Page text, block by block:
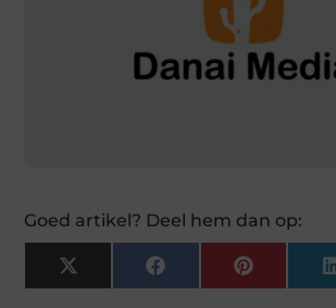
Goed artikel? Deel hem dan op:
X
(Twitter)
FacebookPinterest